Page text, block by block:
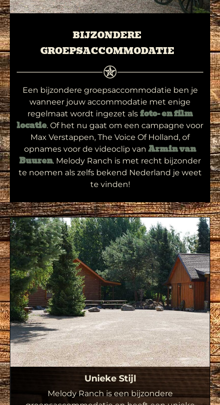
BIJZONDERE
GROEPSACCOMMODATIE
Een bijzondere groepsaccommodatie ben je
wanneer jouw accommodatie met enige
regelmaat wordt ingezet als foto- en film
locatie. Of het nu gaat om een campagne voor
Max Verstappen, The Voice Of Holland, of
opnames voor de videoclip van Armin van
Buuren. Melody Ranch is met recht bijzonder
te noemen als zelfs bekend Nederland je weet
te vinden!
Unieke Stijl
Melody Ranch is een bijzondere